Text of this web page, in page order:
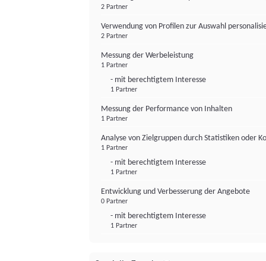
2 Partner
Verwendung von Profilen zur Auswahl
2 Partner
Messung der Werbeleistung
1 Partner
- mit berechtigtem Interesse
1 Partner
Messung der Performance von Inhalten
1 Partner
Analyse von Zielgruppen durch Statistiken oder
1 Partner
- mit berechtigtem Interesse
1 Partner
Entwicklung und Verbesserung der Angebote
0 Partner
- mit berechtigtem Interesse
1 Partner